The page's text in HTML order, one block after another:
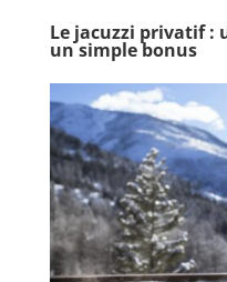
Le jacuzzi privatif :
un simple bonus